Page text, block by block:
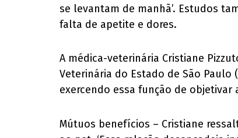
se levantam de manhã’. Estudos
falta de apetite e dores.
A médica-veterinária Cristiane
Veterinária do Estado de São Paulo
exercendo essa função de
Mútuos benefícios – Cristiane